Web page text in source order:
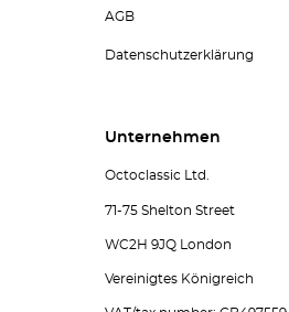
AGB
Datenschutzerklärung
Unternehmen
Octoclassic Ltd.
71-75 Shelton Street
WC2H 9JQ London
Vereinigtes Königreich